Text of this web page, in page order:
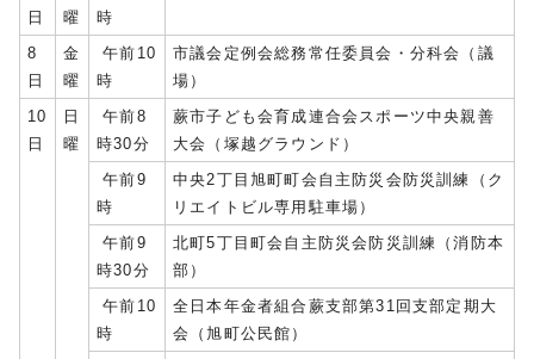
日
曜
時
8
日
金
曜
午前10
時
市議会定例会総務常任委員会・分科会（議
場）
10
日
日
曜
午前8
時30分
蕨市子ども会育成連合会スポーツ中央親善
大会（塚越グラウンド）
午前9
時
中央2丁目旭町町会自主防災会防災訓練（ク
リエイトビル専用駐車場）
午前9
時30分
北町5丁目町会自主防災会防災訓練（消防本
部）
午前10
時
全日本年金者組合蕨支部第31回支部定期大
会（旭町公民館）